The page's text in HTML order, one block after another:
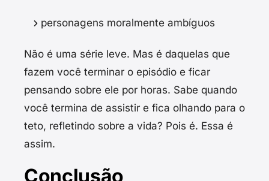
personagens moralmente ambíguos
Não é uma série leve. Mas é daquelas que
fazem você terminar o episódio e ficar
pensando sobre ele por horas. Sabe quando
você termina de assistir e fica olhando para o
teto, refletindo sobre a vida? Pois é. Essa é
assim.
Conclusão